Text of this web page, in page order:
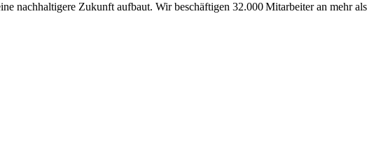
nachhaltigere Zukunft aufbaut. Wir beschäftigen 32.000 Mitarbeiter an mehr als